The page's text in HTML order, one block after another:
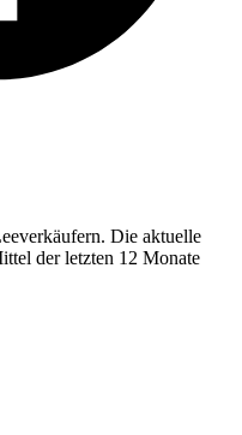
Die aktuelle
der letzten 12 Monate